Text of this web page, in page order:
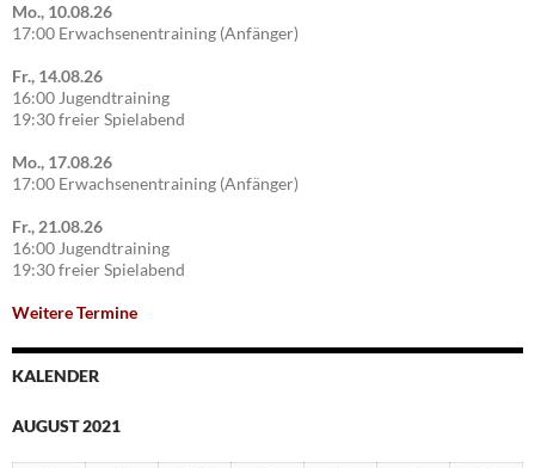
Mo., 10.08.26
17:00 Erwachsenentraining (Anfänger)
Fr., 14.08.26
16:00 Jugendtraining
19:30 freier Spielabend
Mo., 17.08.26
17:00 Erwachsenentraining (Anfänger)
Fr., 21.08.26
16:00 Jugendtraining
19:30 freier Spielabend
Weitere Termine
KALENDER
AUGUST 2021